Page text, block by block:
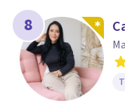
8